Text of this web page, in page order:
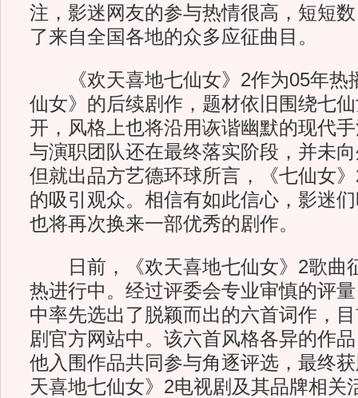
注，影迷网友的参与热情很高，短短
了来自全国各地的众多应征曲目。
《欢天喜地七仙女》2作为05年热
仙女》的后续剧作，题材依旧围绕七
开，风格上也将沿用诙谐幽默的现代
与演职团队还在最终落实阶段，并未
但就出品方艺德环球所言，《七仙女
的吸引观众。相信有如此信心，影迷
也将再次换来一部优秀的剧作。
日前，《欢天喜地七仙女》2歌曲
热进行中。经过评委会专业审慎的评
中率先选出了脱颖而出的六首词作，
剧官方网站中。该六首风格各异的作
他入围作品共同参与角逐评选，最终
天喜地七仙女》2电视剧及其品牌相关